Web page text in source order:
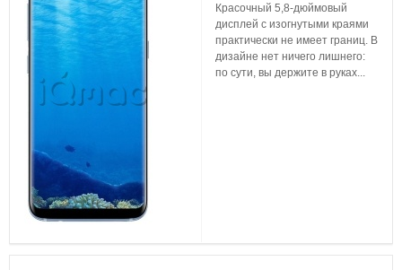
Красочный 5,8-дюймовый
дисплей с изогнутыми краями
практически не имеет границ. В
дизайне нет ничего лишнего:
по сути, вы держите в руках...